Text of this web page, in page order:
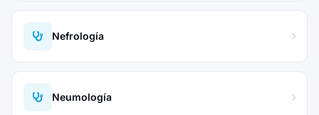
Nefrología
Neumología